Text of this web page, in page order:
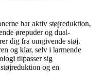
har aktiv støjreduktion,
ørepuder og dual-
dig fra omgivende støj.
og klar, selv i larmende
tilpasser sig
og en